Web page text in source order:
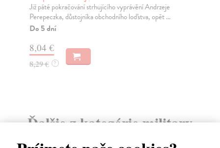
Druhá světová válka, největší v dějinách lidstva, se na
moři odehrála převážně na dvou oceánech, Atl...
Do 5 dní
15,42 €
15,90 € ?
Ďalšie z kategórie military